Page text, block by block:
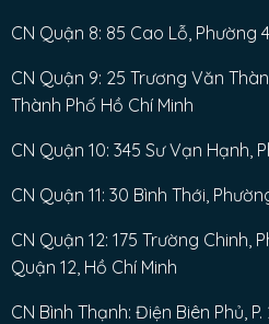
CN Quận 8: 85 Cao Lỗ, Phường
CN Quận 9: 25 Trương Văn
Thành Phố Hồ Chí Minh
CN Quận 10: 345 Sư Vạn Hạnh,
CN Quận 11: 30 Bình Thới,
CN Quận 12: 175 Trường Chinh,
Quận 12, Hồ Chí Minh
CN Bình Thạnh: Điện Biên Phủ,